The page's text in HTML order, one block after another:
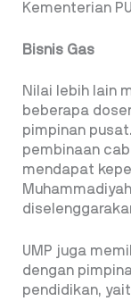
Kementerian
Bisnis Gas
Nilai lebih lain
beberapa
pimpinan
pembinaan
mendapat
UMP juga
dengan
pendidikan,